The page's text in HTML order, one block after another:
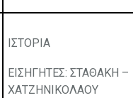
ΙΣΤΟΡΙΑ
ΕΙΣΗΓΗΤΕΣ: ΣΤΑΘΑΚΗ –
ΧΑΤΖΗΝΙΚΟΛΑΟΥ